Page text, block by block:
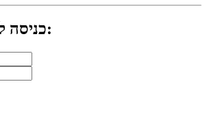
כניסה לחברים רשומים: